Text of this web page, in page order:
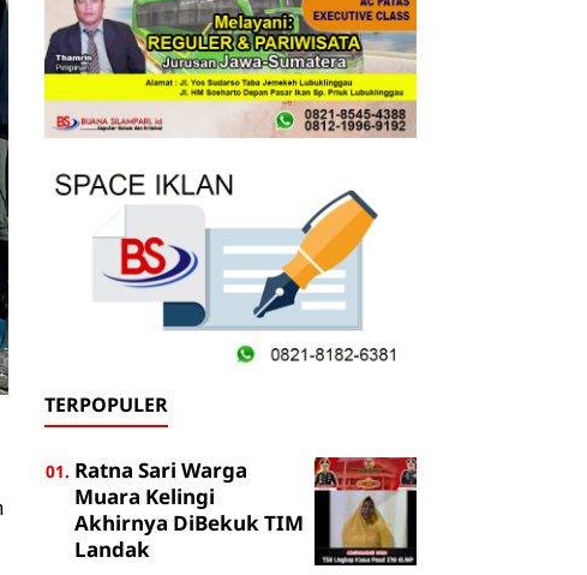
TERPOPULER
Ratna Sari Warga
Muara Kelingi
Akhirnya DiBekuk TIM
Landak